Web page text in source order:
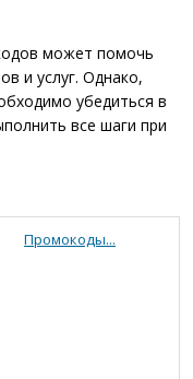
может помочь
и услуг. Однако,
убедиться в
все шаги при
Промокоды...